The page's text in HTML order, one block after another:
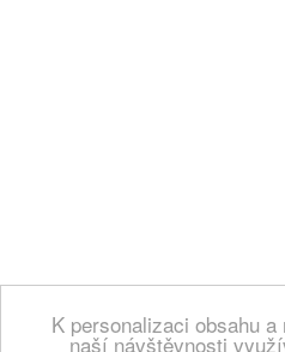
K personalizaci obsahu
naší návštěvnosti